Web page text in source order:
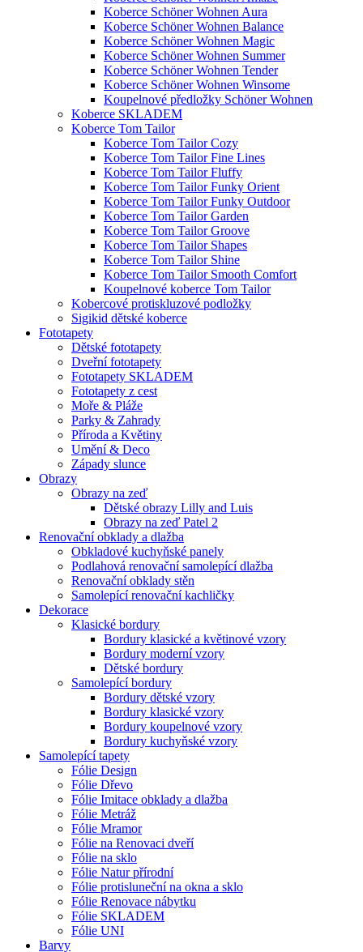
Koberce Schöner Wohnen Aura
Koberce Schöner Wohnen Balance
Koberce Schöner Wohnen Magic
Koberce Schöner Wohnen Summer
Koberce Schöner Wohnen Tender
Koberce Schöner Wohnen Winsome
Koupelnové předložky Schöner Wohnen
Koberce SKLADEM
Koberce Tom Tailor
Koberce Tom Tailor Cozy
Koberce Tom Tailor Fine Lines
Koberce Tom Tailor Fluffy
Koberce Tom Tailor Funky Orient
Koberce Tom Tailor Funky Outdoor
Koberce Tom Tailor Garden
Koberce Tom Tailor Groove
Koberce Tom Tailor Shapes
Koberce Tom Tailor Shine
Koberce Tom Tailor Smooth Comfort
Koupelnové koberce Tom Tailor
Kobercové protiskluzové podložky
Sigikid dětské koberce
Fototapety
Dětské fototapety
Dveřní fototapety
Fototapety SKLADEM
Fototapety z cest
Moře & Pláže
Parky & Zahrady
Příroda a Květiny
Umění & Deco
Západy slunce
Obrazy
Obrazy na zeď
Dětské obrazy Lilly and Luis
Obrazy na zeď Patel 2
Renovační obklady a dlažba
Obkladové kuchyňské panely
Podlahová renovační samolepící dlažba
Renovační obklady stěn
Samolepící renovační kachličky
Dekorace
Klasické bordury
Bordury klasické a květinové vzory
Bordury moderní vzory
Dětské bordury
Samolepící bordury
Bordury dětské vzory
Bordury klasické vzory
Bordury koupelnové vzory
Bordury kuchyňské vzory
Samolepící tapety
Fólie Design
Fólie Dřevo
Fólie Imitace obklady a dlažba
Fólie Metráž
Fólie Mramor
Fólie na Renovaci dveří
Fólie na sklo
Fólie Natur přírodní
Fólie protisluneční na okna a sklo
Fólie Renovace nábytku
Fólie SKLADEM
Fólie UNI
Barvy